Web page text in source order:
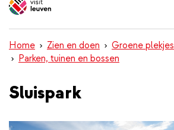
en
inhoud
gaan
Home Zien en doen
Groene plekjes
Parken, tuinen en bossen
Sluispark